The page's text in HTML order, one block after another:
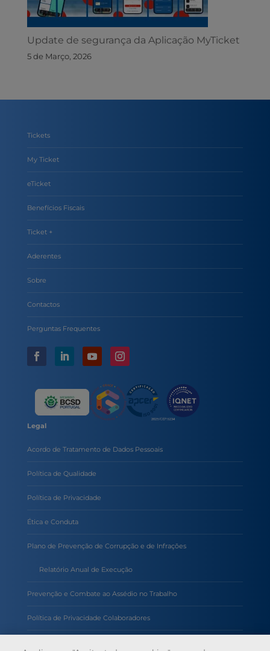
Update de segurança da Aplicação MyTicket
5 de Março, 2026
Tickets
My Ticket
eTicket
Benefícios Fiscais
Ticket +
Aderentes
Sobre
Contactos
Perguntas Frequentes
Legal
Acordo de Tratamento de Dados Pessoais
Política de Qualidade
Política de Privacidade
Ética e Conduta
Plano de Prevenção de Corrupção e de Infrações
Relatório Anual de Execução
Prevenção e Combate ao Assédio no Trabalho
Política de Privacidade Colaboradores